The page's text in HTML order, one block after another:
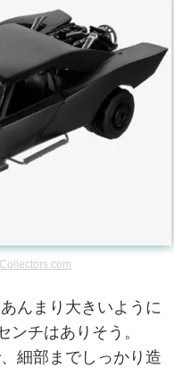
んまり大きいように
ンチはありそう。
細部までしっかり造